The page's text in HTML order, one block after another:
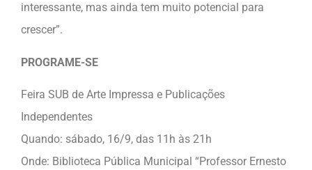
interessante, mas ainda tem muito potencial para
crescer”.
PROGRAME-SE
Feira SUB de Arte Impressa e Publicações
Independentes
Quando: sábado, 16/9, das 11h às 21h
Onde: Biblioteca Pública Municipal “Professor Ernesto